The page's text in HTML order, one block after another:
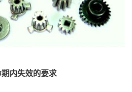
内失效的要求